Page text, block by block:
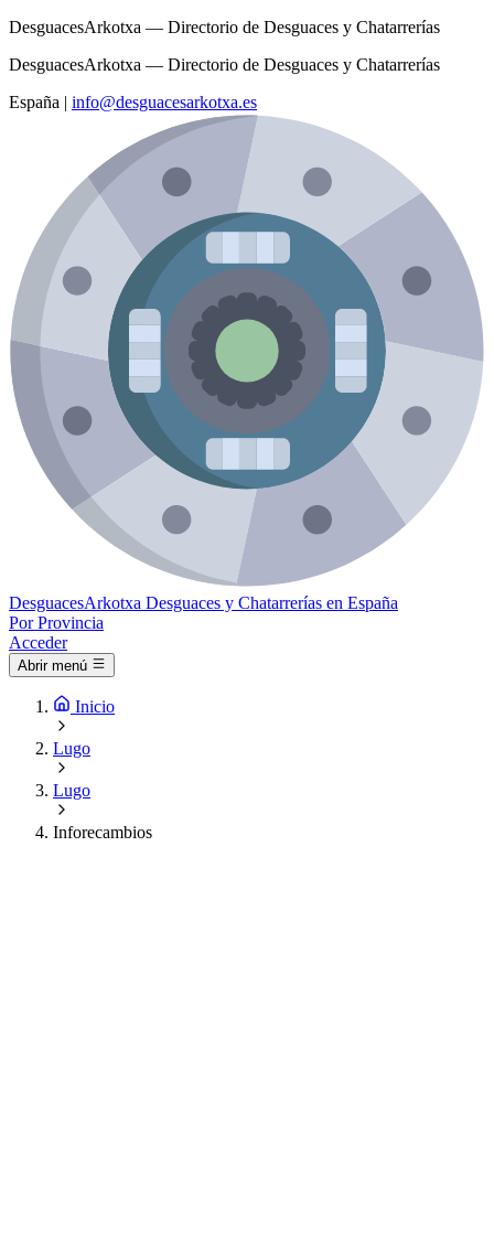
DesguacesArkotxa — Directorio de Desguaces y Chatarrerías
DesguacesArkotxa — Directorio de Desguaces y Chatarrerías
España | info@desguacesarkotxa.es
DesguacesArkotxa Desguaces y Chatarrerías en España
Por Provincia
Acceder
Abrir menú
Inicio
Lugo
Lugo
Inforecambios